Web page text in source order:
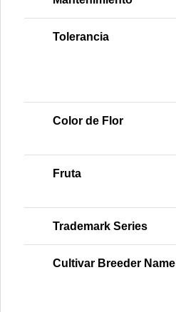
Tolerancia
Color de Flor
Fruta
Trademark Series
Cultivar Breeder Name